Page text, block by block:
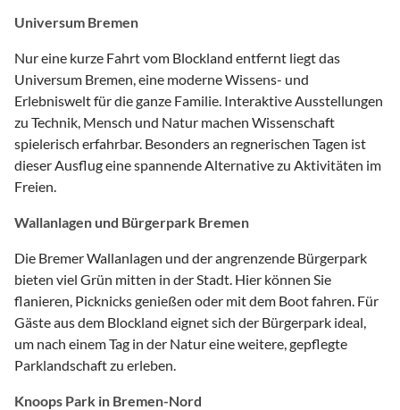
Universum Bremen
Nur eine kurze Fahrt vom Blockland entfernt liegt das
Universum Bremen, eine moderne Wissens- und
Erlebniswelt für die ganze Familie. Interaktive Ausstellungen
zu Technik, Mensch und Natur machen Wissenschaft
spielerisch erfahrbar. Besonders an regnerischen Tagen ist
dieser Ausflug eine spannende Alternative zu Aktivitäten im
Freien.
Wallanlagen und Bürgerpark Bremen
Die Bremer Wallanlagen und der angrenzende Bürgerpark
bieten viel Grün mitten in der Stadt. Hier können Sie
flanieren, Picknicks genießen oder mit dem Boot fahren. Für
Gäste aus dem Blockland eignet sich der Bürgerpark ideal,
um nach einem Tag in der Natur eine weitere, gepflegte
Parklandschaft zu erleben.
Knoops Park in Bremen-Nord